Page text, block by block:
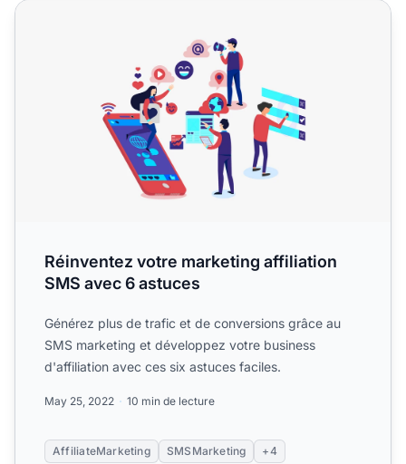
Réinventez votre marketing affiliation SMS avec 6 astuces
Réinventez votre marketing affiliation
SMS avec 6 astuces
Générez plus de trafic et de conversions grâce au
SMS marketing et développez votre business
d'affiliation avec ces six astuces faciles.
May 25, 2022 10 min de lecture
AffiliateMarketing SMSMarketing +4